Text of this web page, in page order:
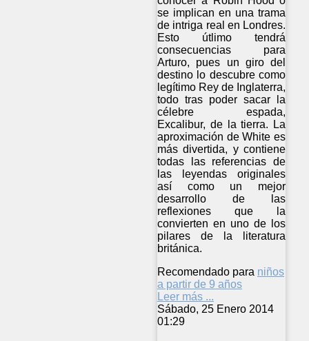
se implican en una trama
de intriga real en Londres.
Esto útlimo tendrá
consecuencias para
Arturo, pues un giro del
destino lo descubre como
legítimo Rey de Inglaterra,
todo tras poder sacar la
célebre espada,
Excalibur, de la tierra. La
aproximación de White es
más divertida, y contiene
todas las referencias de
las leyendas originales
así como un mejor
desarrollo de las
reflexiones que la
convierten en uno de los
pilares de la literatura
británica.
Recomendado para niños
a partir de 9 años
Leer más ...
Sábado, 25 Enero 2014
01:29